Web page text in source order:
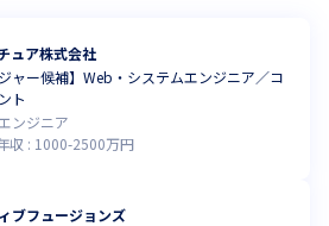
ュア株式会社
ジャー候補】Web・システムエンジニア／コ
ト
ンジニア
収 : 1000-2500万円
ブフュージョンズ